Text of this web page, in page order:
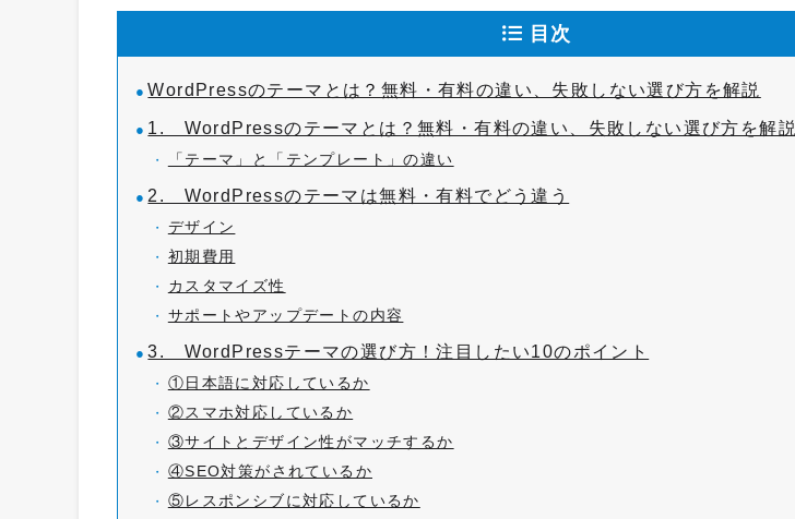
目次
WordPressのテーマとは？無料・有料の違い、失敗しない選び方を解説
1. WordPressのテーマとは？無料・有料の違い、失敗しない選び方を解説
「テーマ」と「テンプレート」の違い
2. WordPressのテーマは無料・有料でどう違う
デザイン
初期費用
カスタマイズ性
サポートやアップデートの内容
3. WordPressテーマの選び方！注目したい10のポイント
①日本語に対応しているか
②スマホ対応しているか
③サイトとデザイン性がマッチするか
④SEO対策がされているか
⑤レスポンシブに対応しているか